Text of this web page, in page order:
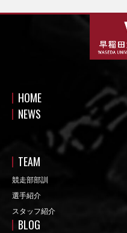
HOME
NEWS
TEAM
競走部部訓
選手紹介
スタッフ紹介
BLOG